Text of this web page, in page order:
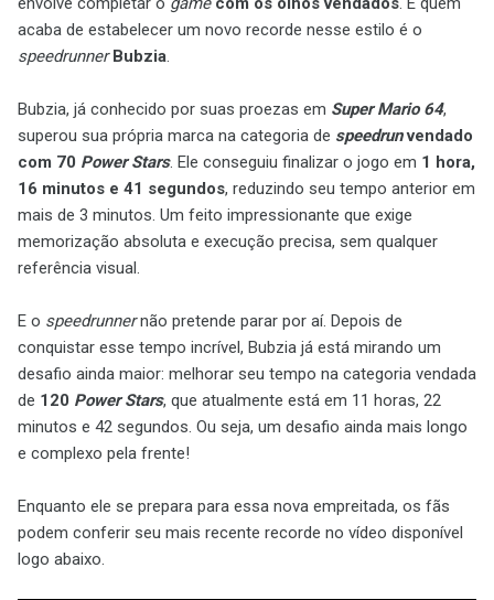
acaba de estabelecer um novo recorde nesse estilo é o
speedrunner Bubzia.
Bubzia, já conhecido por suas proezas em Super Mario 64,
superou sua própria marca na categoria de speedrunvendado
com 70 Power Stars. Ele conseguiu finalizar o jogo em 1 hora,
16 minutos e 41 segundos, reduzindo seu tempo anterior em
mais de 3 minutos. Um feito impressionante que exige
memorização absoluta e execução precisa, sem qualquer
referência visual.
E o speedrunnernão pretende parar por aí. Depois de
conquistar esse tempo incrível, Bubzia já está mirando um
desafio ainda maior: melhorar seu tempo na categoria vendada
de 120 Power Stars, que atualmente está em 11 horas, 22
minutos e 42 segundos. Ou seja, um desafio ainda mais longo
e complexo pela frente!
Enquanto ele se prepara para essa nova empreitada, os fãs
podem conferir seu mais recente recorde no vídeo disponível
logo abaixo.